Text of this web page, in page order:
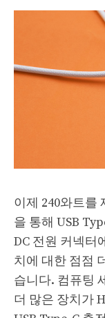
이제 240와트를
을 통해 USB
DC 전원 커넥터
치에 대한 점점
습니다. 컴퓨팅
더 많은 장치가